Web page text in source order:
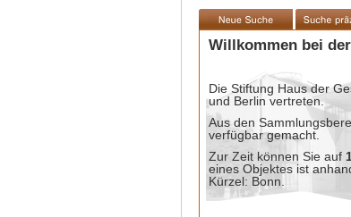
Willkommen bei der
Die Stiftung Haus der
und Berlin vertreten.
Aus den
verfügbar gemacht.
Zur Zeit können Sie auf
eines Objektes ist
Kürzel: Bonn.